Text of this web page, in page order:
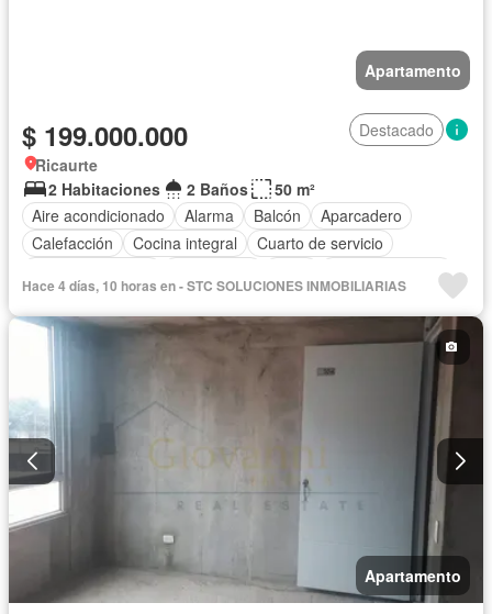
Apartamento
$ 199.000.000
Destacado
Ricaurte
2 Habitaciones
2 Baños
50 m²
Aire acondicionado
Alarma Balcón
Aparcadero
Calefacción
Cocina integral
Cuarto de servicio
Tanque de agua
Patio
Vigilante Área infantil Barbecue
Piscina
Gimnasio
Ascensor
Cancha de tenis
Seguridad privada
Caseta de vigilancia
Acceso para personas con discapacidad
Hace 4 días, 10 horas en - STC SOLUCIONES INMOBILIARIAS
Apartamento